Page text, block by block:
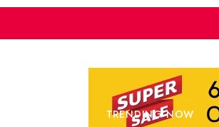
TRENDING NOW